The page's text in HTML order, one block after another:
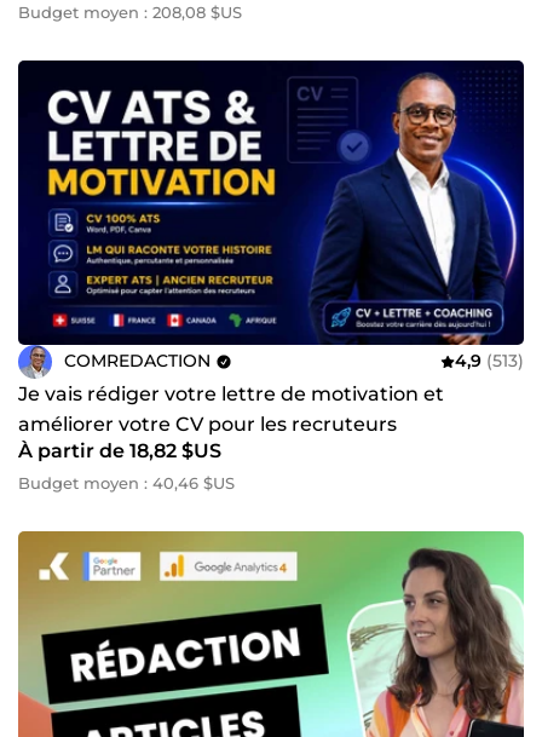
Budget moyen : 208,08 $US
COMREDACTION 4,9 (513)
Je vais rédiger votre lettre de motivation et
améliorer votre CV pour les recruteurs
À partir de 18,82 $US
Budget moyen : 40,46 $US